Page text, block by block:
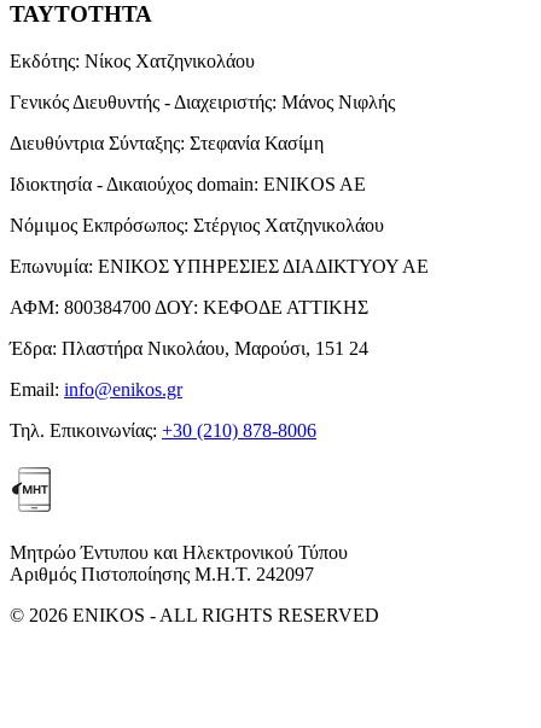
ΤΑΥΤΟΤΗΤΑ
Εκδότης: Νίκος Χατζηνικολάου
Γενικός Διευθυντής - Διαχειριστής: Μάνος Νιφλής
Διευθύντρια Σύνταξης: Στεφανία Κασίμη
Ιδιοκτησία - Δικαιούχος domain: ENIKOS AE
Νόμιμος Εκπρόσωπος: Στέργιος Χατζηνικολάου
Επωνυμία: ΕΝΙΚΟΣ ΥΠΗΡΕΣΙΕΣ ΔΙΑΔΙΚΤΥΟΥ ΑΕ
ΑΦΜ: 800384700 ΔΟΥ: ΚΕΦΟΔΕ ΑΤΤΙΚΗΣ
Έδρα: Πλαστήρα Νικολάου, Μαρούσι, 151 24
Email: info@enikos.gr
Τηλ. Επικοινωνίας: +30 (210) 878-8006
Μητρώο Έντυπου και Ηλεκτρονικού Τύπου
Αριθμός Πιστοποίησης Μ.Η.Τ. 242097
© 2026 ENIKOS - ALL RIGHTS RESERVED